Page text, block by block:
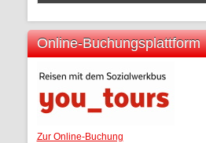
Online-Buchungsplattform
Zur Online-Buchung